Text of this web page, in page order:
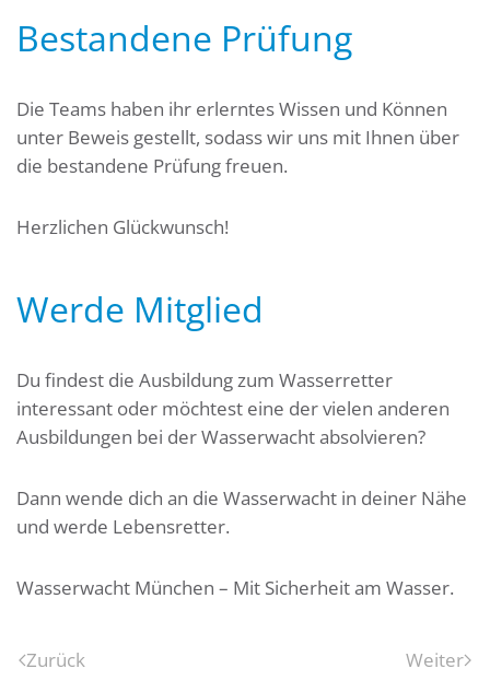
Bestandene Prüfung
Die Teams haben ihr erlerntes Wissen und Können
unter Beweis gestellt, sodass wir uns mit Ihnen über
die bestandene Prüfung freuen.
Herzlichen Glückwunsch!
Werde Mitglied
Du findest die Ausbildung zum Wasserretter
interessant oder möchtest eine der vielen anderen
Ausbildungen bei der Wasserwacht absolvieren?
Dann wende dich an die Wasserwacht in deiner Nähe
und werde Lebensretter.
Wasserwacht München – Mit Sicherheit am Wasser.
Zurück Weiter